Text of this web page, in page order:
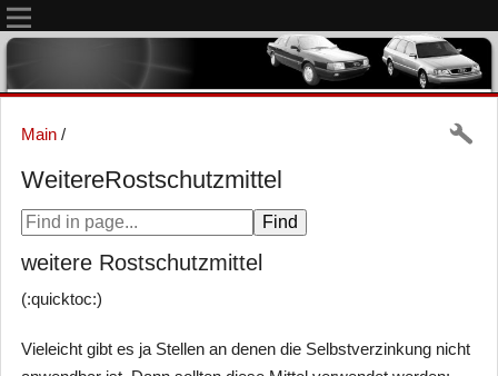
Main /
WeitereRostschutzmittel
weitere Rostschutzmittel
(:quicktoc:)
Vieleicht gibt es ja Stellen an denen die Selbstverzinkung nicht